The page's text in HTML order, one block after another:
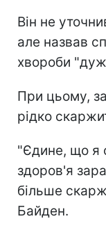
Він не
але назвав
хвороби
При цьому,
рідко
"Єдине, що я
здоров'я
більше
Байден.